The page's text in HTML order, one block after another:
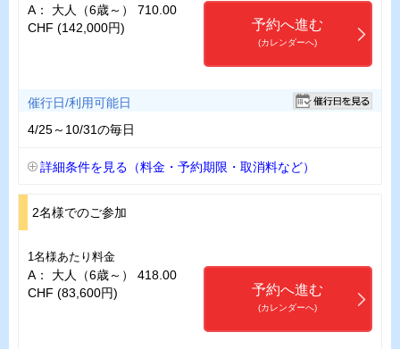
A： 大人（6歳～） 710.00
CHF (142,000円)
予約へ進む
(カレンダーへ)
催行日/利用可能日
4/25～10/31の毎日
詳細条件を見る（料金・予約期限・取消料など）
2名様でのご参加
1名様あたり料金
A： 大人（6歳～） 418.00
CHF (83,600円)
予約へ進む
(カレンダーへ)